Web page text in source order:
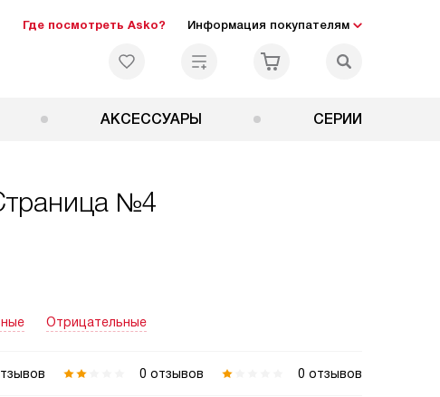
Где посмотреть Asko? Информация покупателям
АКСЕССУАРЫ СЕРИИ
№4
Отрицательные
0 отзывов 0 отзывов